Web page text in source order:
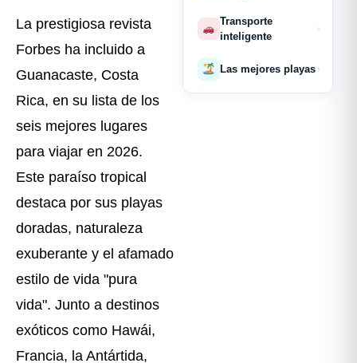
La prestigiosa revista
Forbes ha incluido a
Guanacaste, Costa
Rica, en su lista de los
seis mejores lugares
para viajar en 2026.
Este paraíso tropical
destaca por sus playas
doradas, naturaleza
exuberante y el afamado
estilo de vida "pura
vida". Junto a destinos
exóticos como Hawái,
Francia, la Antártida,
Transporte
inteligente
›
Las mejores playas ›